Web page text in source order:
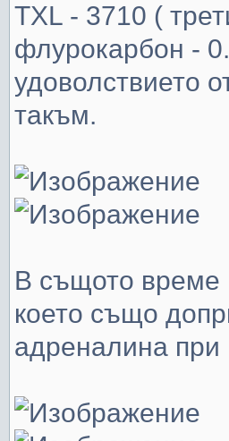
TXL - 3710 (
флурокарбон -
удоволствието
такъм.
В същото време
което също
адреналина при